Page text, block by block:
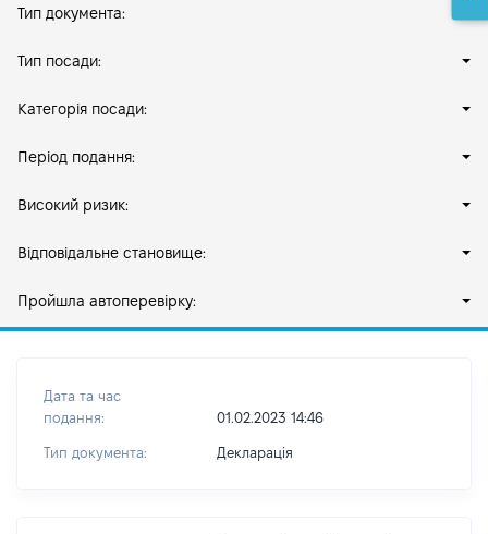
Тип документа:
Тип посади:
Категорія посади:
Період подання:
Високий ризик:
Відповідальне становище:
Пройшла автоперевірку:
Дата та час
подання:
01.02.2023 14:46
Тип документа: Декларація